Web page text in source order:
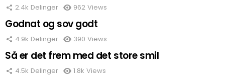
2.4k Delinger 962 Views
Godnat og sov godt
4.9k Delinger 390 Views
Så er det frem med det store smil
4.5k Delinger 1.8k Views